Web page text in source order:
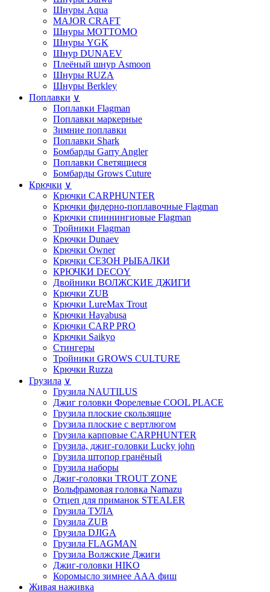
Шнуры Aqua
MAJOR CRAFT
Шнуры MOTTOMO
Шнуры YGK
Шнур DUNAEV
Плеёный шнур Asmoon
Шнуры RUZA
Шнуры Berkley
Поплавки ∨
Поплавки Flagman
Поплавки маркерные
Зимние поплавки
Поплавки Shark
Бомбарды Garry Angler
Поплавки Светящиеся
Бомбарды Grows Cuture
Крючки ∨
Крючки CARPHUNTER
Крючки фидерно-поплавочные Flagman
Крючки cпиннингиовые Flagman
Тройники Flagman
Крючки Dunaev
Крючки Owner
Крючки СЕЗОН РЫБАЛКИ
КРЮЧКИ DECOY
Двойники ВОЛЖСКИЕ ДЖИГИ
Крючки ZUB
Крючки LureMax Trout
Крючки Hayabusa
Крючки CARP PRO
Крючки Saikyo
Стингеры
Тройники GROWS CULTURE
Крючки Ruzza
Грузила ∨
Грузила NAUTILUS
Джиг головки Форелевые COOL PLACE
Грузила плоские скользящие
Грузила плоские с вертлюгом
Грузила карповые CARPHUNTER
Грузила, джиг-головки Lucky john
Грузила штопор гранёный
Грузила наборы
Джиг-головки TROUT ZONE
Вольфрамовая головка Namazu
Отцеп для приманок STEALER
Грузила ТУЛА
Грузила ZUB
Грузила DJIGA
Грузила FLAGMAN
Грузила Волжские Джиги
Джиг-головки HIKO
Коромысло зимнее ААА фиш
Живая наживка